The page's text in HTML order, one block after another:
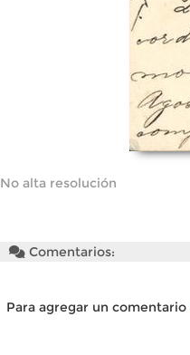
No alta resolución
Comentarios:
Para agregar un comentario